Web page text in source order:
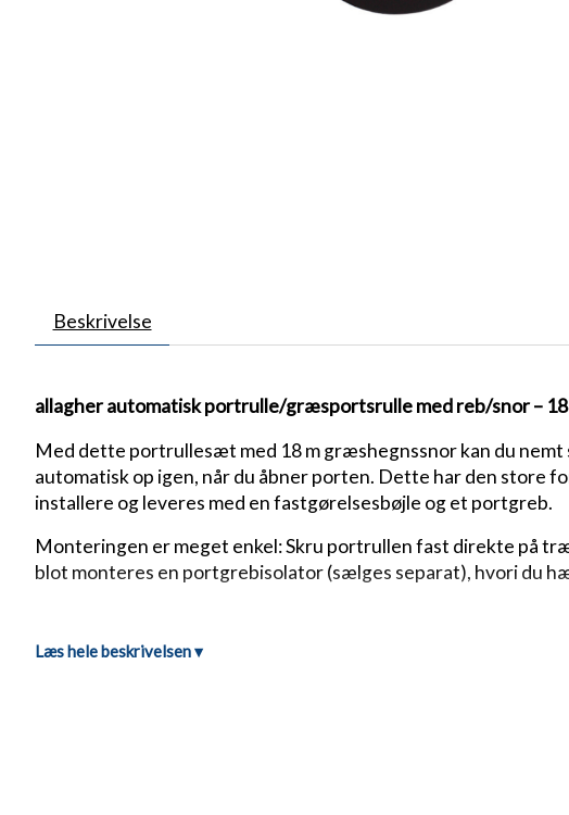
Beskrivelse
allagher automatisk portrulle/græsportsrulle med reb/snor –
Med dette portrullesæt med 18 m græshegnssnor kan du
automatisk op igen, når du åbner porten. Dette har den
installere og leveres med en fastgørelsesbøjle og et portgreb.
Monteringen er meget enkel: Skru portrullen fast direkte på
blot monteres en portgrebisolator (sælges separat), hvori du
Det integrerede græshegnstov/snor sikrer maksimal sikkerhed
Læs hele beskrivelsen ▾